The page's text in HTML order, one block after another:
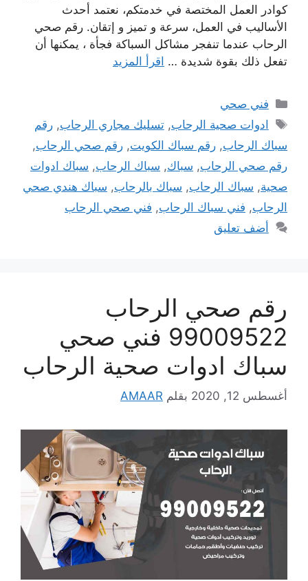
كوادر العمل المختصة في خدمتكم، نعتمد أحدث
الأساليب في العمل، سرعة و تميز و إتقان. رقم صحي
الرحاب عندما تنفجر مشاكل السباكة فجأة ، يمكنها أن
تفعل ذلك بقوة شديدة … اقرأ المزيد
التصنيفات
فني صحي
الوسوم
ادوات صحية الرحاب,تسليك مجاري الرحاب,رقم
سباك الرحاب, رقم سباك الكويت, رقم صحي الرحاب,
رقم صحي الرحاب, سباك, سباك الرحاب, سباك ادوات
صحية, سباك الرحاب, سباك بالرحاب, سباك هندي صحي
الرحاب, فني سباك الرحاب, فني صحي الرحاب
أضف تعليق
رقم صحي الرحاب
99009522 فني صحي
سباك ادوات صحية الرحاب
أغسطس 12, 2020 بقلم AMAAR